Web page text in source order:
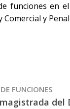
funciones en
Comercial y
FUNCIONES
del